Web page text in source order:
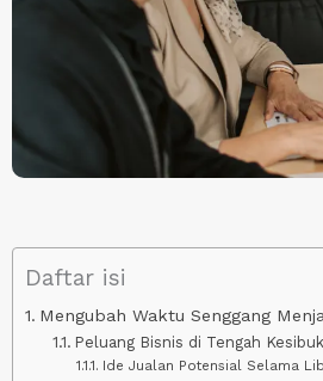
Daftar isi
Mengubah Waktu Senggang
Peluang Bisnis di Tengah
Ide Jualan Potensial Selama